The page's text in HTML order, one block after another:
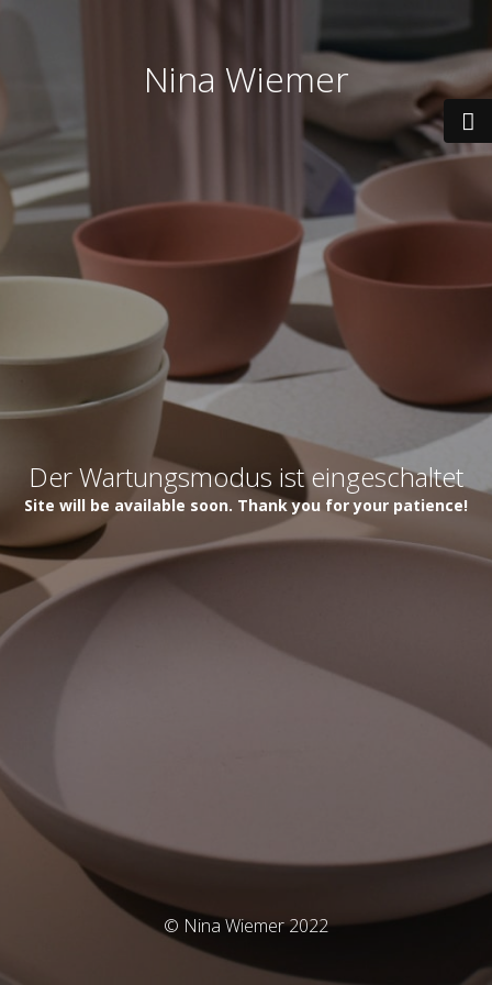
Nina Wiemer
Der Wartungsmodus ist eingeschaltet
Site will be available soon. Thank you for your patience!
© Nina Wiemer 2022